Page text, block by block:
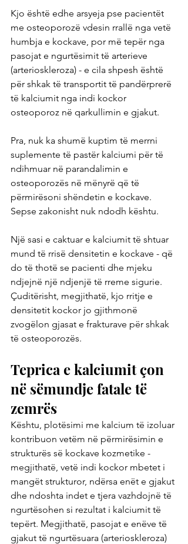
Kjo është edhe arsyeja pse pacientët
me osteoporozë vdesin rrallë nga vetë
humbja e kockave, por më tepër nga
pasojat e ngurtësimit të arterieve
(arterioskleroza) - e cila shpesh është
për shkak të transportit të pandërprerë
të kalciumit nga indi kockor
osteoporoz në qarkullimin e gjakut.
Pra, nuk ka shumë kuptim të merrni
suplemente të pastër kalciumi për të
ndihmuar në parandalimin e
osteoporozës në mënyrë që të
përmirësoni shëndetin e kockave.
Sepse zakonisht nuk ndodh kështu.
Një sasi e caktuar e kalciumit të shtuar
mund të rrisë densitetin e kockave - që
do të thotë se pacienti dhe mjeku
ndjejnë një ndjenjë të rreme sigurie.
Çuditërisht, megjithatë, kjo rritje e
densitetit kockor jo gjithmonë
zvogëlon gjasat e frakturave për shkak
të osteoporozës.
Teprica e kalciumit çon
në sëmundje fatale të
zemrës
Kështu, plotësimi me kalcium të izoluar
kontribuon vetëm në përmirësimin e
strukturës së kockave kozmetike -
megjithatë, vetë indi kockor mbetet i
mangët strukturor, ndërsa enët e gjakut
dhe ndoshta indet e tjera vazhdojnë të
ngurtësohen si rezultat i kalciumit të
tepërt. Megjithatë, pasojat e enëve të
gjakut të ngurtësuara (arterioskleroza)